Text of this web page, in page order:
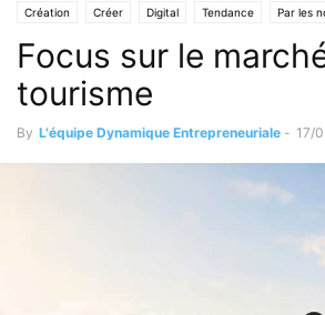
Création Créer Digital Tendance Par les
Focus sur le
tourisme
By L'équipe Dynamique Entrepreneuriale - 17/